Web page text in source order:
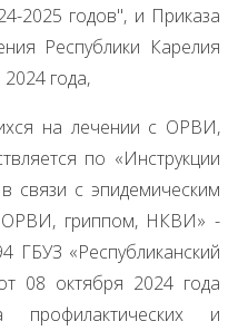
2025 годов", и Приказа
Республики Карелия
года,
на лечении с ОРВИ,
по «Инструкции
связи с эпидемическим
ОРВИ, гриппом, НКВИ» -
ГБУЗ «Республиканский
08 октября 2024 года
профилактических и